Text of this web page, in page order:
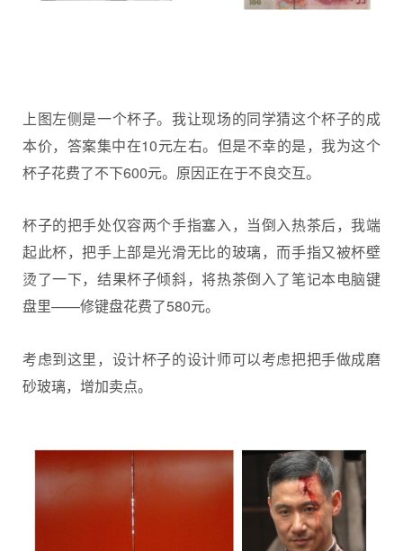
上图左侧是一个杯子。我让现场的同学猜这个杯子的成
本价，答案集中在10元左右。但是不幸的是，我为这个
杯子花费了不下600元。原因正在于不良交互。
杯子的把手处仅容两个手指塞入，当倒入热茶后，我端
起此杯，把手上部是光滑无比的玻璃，而手指又被杯壁
烫了一下，结果杯子倾斜，将热茶倒入了笔记本电脑键
盘里——修键盘花费了580元。
考虑到这里，设计杯子的设计师可以考虑把把手做成磨
砂玻璃，增加卖点。